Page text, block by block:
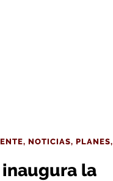
, NOTICIAS, PLANES,
inaugura la